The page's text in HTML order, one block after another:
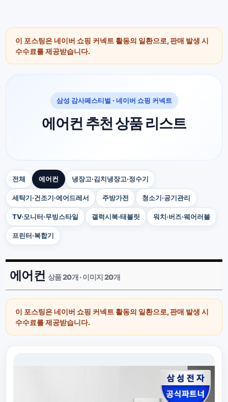
이 포스팅은 네이버 쇼핑 커넥트 활동의 일환으로, 판매 발생 시
수수료를 제공받습니다.
삼성 감사페스티벌 · 네이버 쇼핑 커넥트
에어컨 추천 상품 리스트
전체 에어컨 냉장고·김치냉장고·정수기
세탁기·건조기·에어드레서 주방가전 청소기·공기관리
TV·모니터·무빙스타일 갤럭시북·태블릿 워치·버즈·웨어러블
프린터·복합기
에어컨 상품 20개 · 이미지 20개
이 포스팅은 네이버 쇼핑 커넥트 활동의 일환으로, 판매 발생 시
수수료를 제공받습니다.